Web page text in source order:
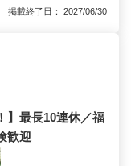
掲載終了日： 2027/06/30
】最長10連休／福
歓迎